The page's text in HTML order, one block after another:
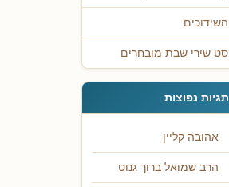
השידוכים
סט שירי שבת מובחרים
תגיות נפוצות
אהובה קליין
הרב שמואל ברוך גנוט